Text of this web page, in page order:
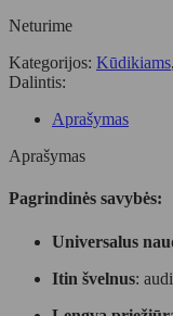
Neturime
Kategorijos: Kūdikiams,
Dalintis:
Aprašymas
Aprašymas
Pagrindinės savybės:
Universalus
Itin švelnus: